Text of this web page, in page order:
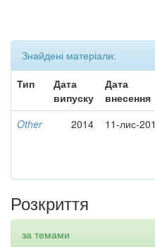
Знайдені матеріали:
Тип
Дата
випуску
Дата
внесення
Other 2014 11-лис-
Розкриття
за темами